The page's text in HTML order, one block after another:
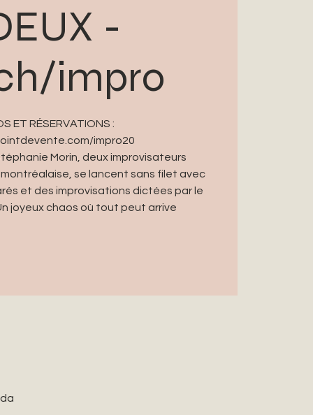
-
impro
ET RÉSERVATIONS :
impro20
Morin, deux improvisateurs
se lancent sans filet avec
et des improvisations dictées par le
joyeux chaos où tout peut arrive